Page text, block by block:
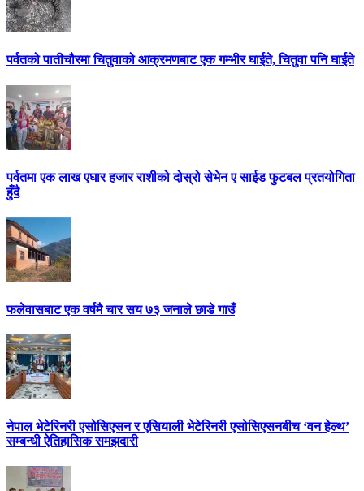
पर्वतको पातीचौरमा चितुवाको आक्रमणबाट एक गम्भीर घाईते, चितुवा पनि घाईते
पर्वतमा एक लाख एघार हजार राशीको दोस्रो सेभेन ए साईड फुटबल प्रतयोगिता
हुँदै
फलेवासबाट एक वर्षमै चार सय ७३ जनाले छाडे गाउँ
नेपाल भेटेरिनरी एसोसिएसन र एसियाली भेटेरिनरी एसोसिएसनबीच ‘वन हेल्थ’
सम्बन्धी ऐतिहासिक समझदारी